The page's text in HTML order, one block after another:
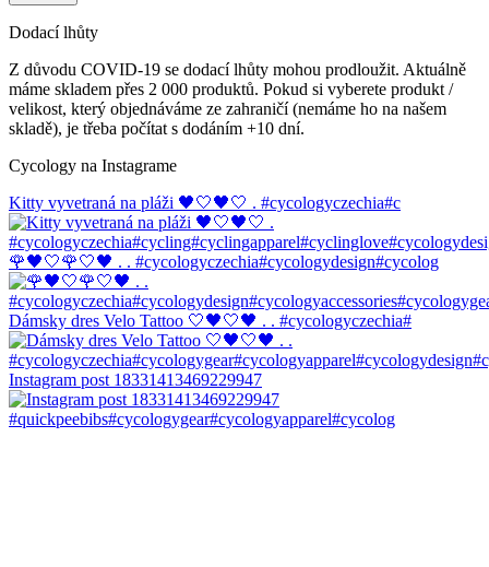
Dodací lhůty
Z důvodu COVID-19 se dodací lhůty mohou prodloužit. Aktuálně
máme skladem přes 2 000 produktů. Pokud si vyberete produkt /
velikost, který objednáváme ze zahraničí (nemáme ho na našem
skladě), je třeba počítat s dodáním +10 dní.
Cycology na Instagrame
Kitty vyvetraná na pláži 🖤🤍🖤🤍 . #cycologyczechia#c
🌹🖤🤍🌹🤍🖤 . . #cycologyczechia#cycologydesign#cycolog
Dámsky dres Velo Tattoo 🤍🖤🤍🖤 . . #cycologyczechia#
Instagram post 18331413469229947
#quickpeebibs#cycologygear#cycologyapparel#cycolog